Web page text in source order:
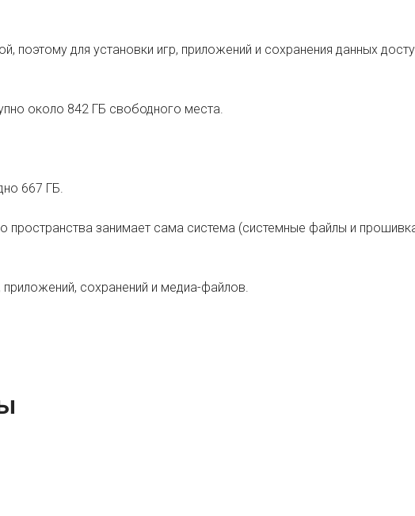
поэтому для установки игр, приложений и сохранения данных
около 842 ГБ свободного места.
667 ГБ.
пространства занимает сама система (системные файлы и
сохранений и медиа-файлов.